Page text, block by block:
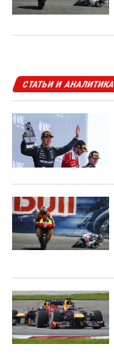
СТАТЬИ И АНАЛИТИКА